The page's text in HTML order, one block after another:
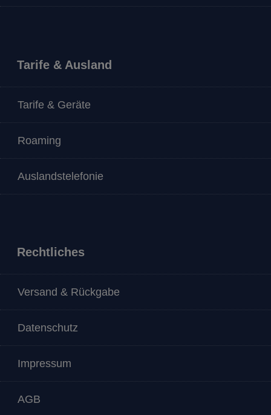
Tarife & Ausland
Tarife & Geräte
Roaming
Auslandstelefonie
Rechtliches
Versand & Rückgabe
Datenschutz
Impressum
AGB